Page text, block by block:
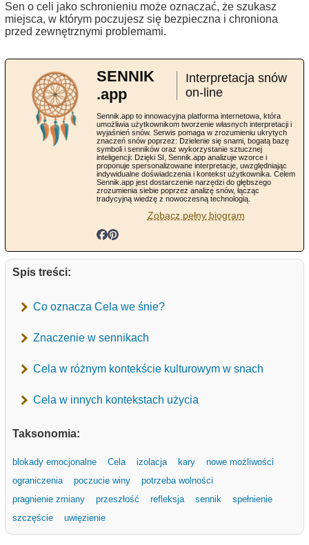
Sen o celi jako schronieniu może oznaczać, że szukasz
miejsca, w którym poczujesz się bezpieczna i chroniona
przed zewnętrznymi problemami.
SENNIK
.app
Interpretacja snów
on-line
Sennik.app to innowacyjna platforma internetowa, która
umożliwia użytkownikom tworzenie własnych interpretacji i
wyjaśnień snów. Serwis pomaga w zrozumieniu ukrytych
znaczeń snów poprzez: Dzielenie się snami, bogatą bazę
symboli i senników oraz wykorzystanie sztucznej
inteligencji: Dzięki SI, Sennik.app analizuje wzorce i
proponuje spersonalizowane interpretacje, uwzględniając
indywidualne doświadczenia i kontekst użytkownika. Celem
Sennik.app jest dostarczenie narzędzi do głębszego
zrozumienia siebie poprzez analizę snów, łącząc
tradycyjną wiedzę z nowoczesną technologią.
Zobacz pełny biogram
Spis treści:
Co oznacza Cela we śnie?
Znaczenie w sennikach
Cela w różnym kontekście kulturowym w snach
Cela w innych kontekstach użycia
Taksonomia:
blokady emocjonalne Cela izolacja kary
nowe możliwości
ograniczenia
poczucie winy
potrzeba wolności
pragnienie zmiany
przeszłość refleksja sennik
spełnienie
szczęście
uwięzienie